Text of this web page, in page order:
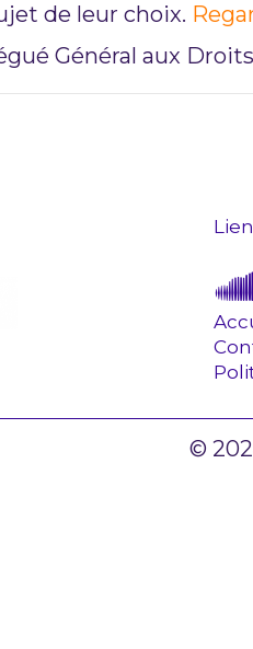
de leur choix.
Général aux
©